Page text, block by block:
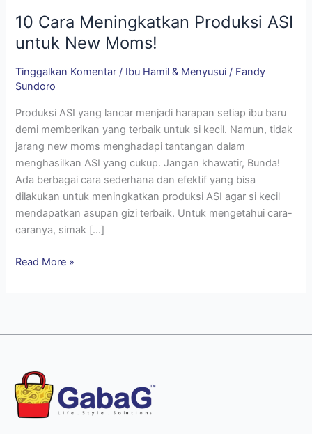
10 Cara Meningkatkan Produksi ASI
untuk New Moms!
Tinggalkan Komentar / Ibu Hamil & Menyusui / Fandy
Sundoro
Produksi ASI yang lancar menjadi harapan setiap ibu baru
demi memberikan yang terbaik untuk si kecil. Namun, tidak
jarang new moms menghadapi tantangan dalam
menghasilkan ASI yang cukup. Jangan khawatir, Bunda!
Ada berbagai cara sederhana dan efektif yang bisa
dilakukan untuk meningkatkan produksi ASI agar si kecil
mendapatkan asupan gizi terbaik. Untuk mengetahui cara-
caranya, simak […]
Read More »